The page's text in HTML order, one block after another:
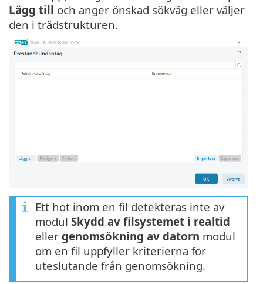
Lägg till och anger önskad sökväg eller väljer
den i trädstrukturen.
Ett hot inom en fil detekteras inte av
modul Skydd av filsystemet i realtid
eller genomsökning av datorn modul
om en fil uppfyller kriterierna för
uteslutande från genomsökning.